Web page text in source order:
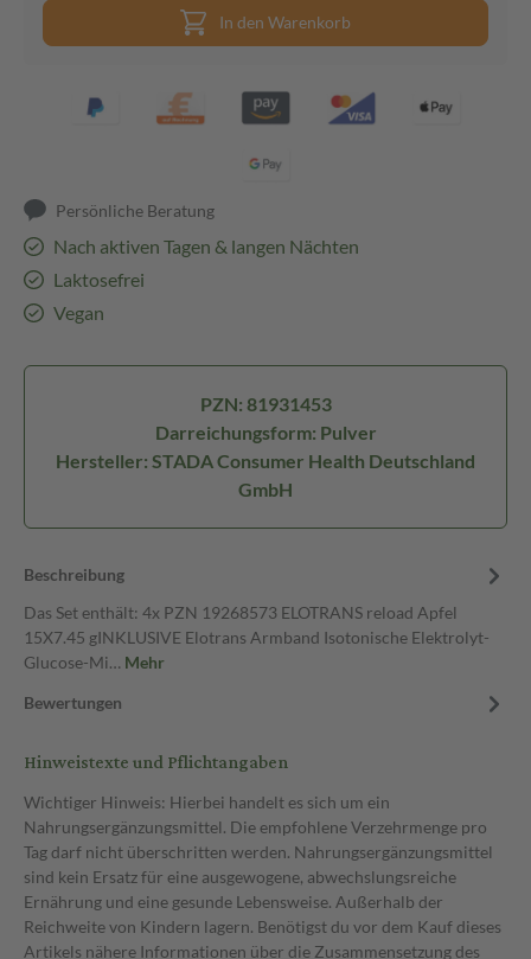
In den Warenkorb
Persönliche Beratung
Nach aktiven Tagen & langen Nächten
Laktosefrei
Vegan
PZN: 81931453
Darreichungsform: Pulver
Hersteller: STADA Consumer Health Deutschland
GmbH
Beschreibung
Das Set enthält: 4x PZN 19268573 ELOTRANS reload Apfel
15X7.45 gINKLUSIVE Elotrans Armband Isotonische Elektrolyt-
Glucose-Mi… Mehr
Bewertungen
Hinweistexte und Pflichtangaben
Wichtiger Hinweis: Hierbei handelt es sich um ein
Nahrungsergänzungsmittel. Die empfohlene Verzehrmenge pro
Tag darf nicht überschritten werden. Nahrungsergänzungsmittel
sind kein Ersatz für eine ausgewogene, abwechslungsreiche
Ernährung und eine gesunde Lebensweise. Außerhalb der
Reichweite von Kindern lagern. Benötigst du vor dem Kauf dieses
Artikels nähere Informationen über die Zusammensetzung des